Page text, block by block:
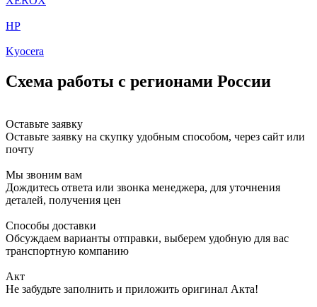
HP
Kyocera
Схема работы с регионами России
Оставьте заявку
Оставьте заявку на скупку удобным способом, через сайт или
почту
Мы звоним вам
Дождитесь ответа или звонка менеджера, для уточнения
деталей, получения цен
Способы доставки
Обсуждаем варианты отправки, выберем удобную для вас
транспортную компанию
Акт
Не забудьте заполнить и приложить оригинал Акта!